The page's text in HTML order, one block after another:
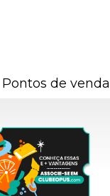
Pontos de venda